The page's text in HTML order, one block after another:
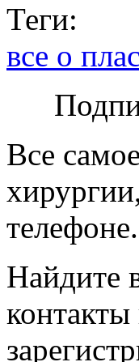
Теги:
все о
Все
телефоне.
Найдите